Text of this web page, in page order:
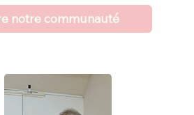
notre communauté